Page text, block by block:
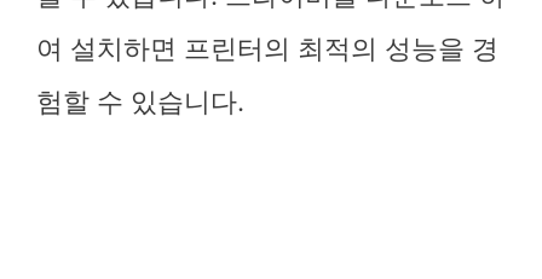
여 설치하면 프린터의 최적의 성능을 경
험할 수 있습니다.